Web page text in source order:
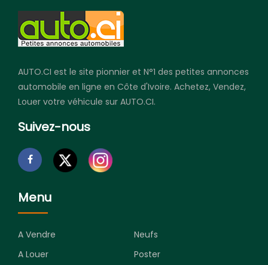
AUTO.CI est le site pionnier et N°1 des petites annonces
automobile en ligne en Côte d'Ivoire. Achetez, Vendez,
Louer votre véhicule sur AUTO.CI.
Suivez-nous
Menu
A Vendre
Neufs
A Louer
Poster